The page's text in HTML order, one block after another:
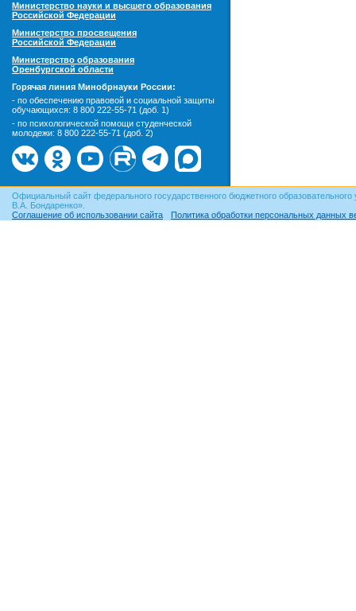
Министерство науки и высшего образования
Российской Федерации
Министерство просвещения
Российской Федерации
Министерство образования
Оренбургской области
Горячая линия Минобрнауки России:
- по обеспечению правовой и социальной защиты
обучающихся: 8 800 222-55-71 (доб. 1)
- по психологической помощи студенческой
молодежи: 8 800 222-55-71 (доб. 2)
Официальный сайт федерального государственного бюджетного
В.А. Бондаренко».
Соглашение об использовании сайта
Политика обработки персональных данных